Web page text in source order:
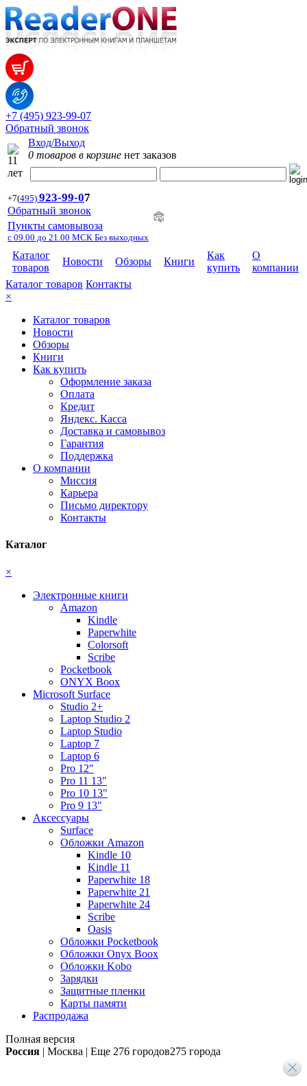
+7 (495) 923-99-07
Обратный звонок
Вход/Выход
0 товаров в корзине нет заказов
+7(495) 923-99-07
Обратный звонок
Пункты самовывоза
с 09.00 до 21.00 МСК Без выходных
Каталог
товаров
Новости Обзоры Книги
Как
купить
О
компании
Каталог товаров Контакты
×
Каталог товаров
Новости
Обзоры
Книги
Как купить
Оформление заказа
Оплата
Кредит
Яндекс. Касса
Доставка и самовывоз
Гарантия
Поддержка
О компании
Миссия
Карьера
Письмо директору
Контакты
Каталог
×
Электронные книги
Amazon
Kindle
Paperwhite
Colorsoft
Scribe
Pocketbook
ONYX Boox
Microsoft Surface
Studio 2+
Laptop Studio 2
Laptop Studio
Laptop 7
Laptop 6
Pro 12"
Pro 11 13"
Pro 10 13"
Pro 9 13"
Аксессуары
Surface
Обложки Amazon
Kindle 10
Kindle 11
Paperwhite 18
Paperwhite 21
Paperwhite 24
Scribe
Oasis
Обложки Pocketbook
Обложки Onyx Boox
Обложки Kobo
Зарядки
Защитные пленки
Карты памяти
Распродажа
Полная версия
Россия | Москва | Еще 276 городов275 города